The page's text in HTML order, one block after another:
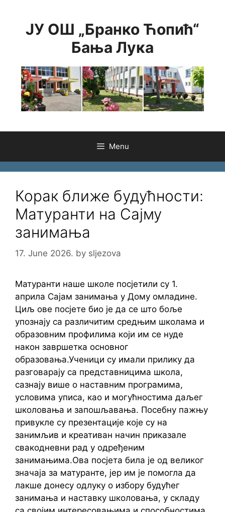
contentЈУ ОШ „Бранко Ћопић“
Бања Лука
Menu
Корак ближе будућности:
Матуранти на Сајму
занимања
17. June 2026. by sljezova
Матуранти наше школе посјетили су 1.
априла Сајам занимања у Дому омладине.
Циљ ове посјете био је да се што боље
упознају са различитим средњим школама и
образовним профилима који им се нуде
након завршетка основног
образовања.Ученици су имали прилику да
разговарају са представницима школа,
сазнају више о наставним програмима,
условима уписа, као и могућностима даљег
школовања и запошљавања. Посебну пажњу
привукле су презентације које су на
занимљив и креативан начин приказале
свакодневни рад у одређеним
занимањима.Ова посјета била је од великог
значаја за матуранте, јер им је помогла да
лакше донесу одлуку о избору будућег
занимања и наставку школовања, у складу